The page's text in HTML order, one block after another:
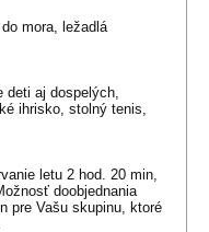
mora, ležadlá
deti aj dospelých,
ihrisko, stolný tenis,
letu 2 hod. 20 min,
doobjednania
pre Vašu skupinu, ktoré